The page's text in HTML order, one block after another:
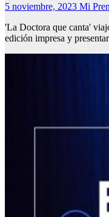
5 noviembre, 2023 Mi
'La Doctora que canta'
edición impresa y